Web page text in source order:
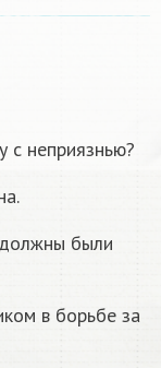
с неприязнью?
были
в борьбе за